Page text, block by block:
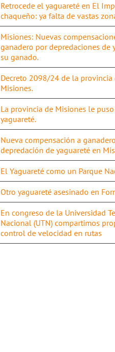
Retrocede el yaguareté en El
chaqueño: ya falta de vastas
Misiones: Nuevas
ganadero por depredaciones de
su ganado.
Decreto 2098/24 de la provincia
Misiones.
La provincia de Misiones le
yaguareté.
Nueva compensación a
depredación de yaguareté en
El Yaguareté como un Parque
Otro yaguareté asesinado en
En congreso de la Universidad
Nacional (UTN) compartimos
control de velocidad en rutas